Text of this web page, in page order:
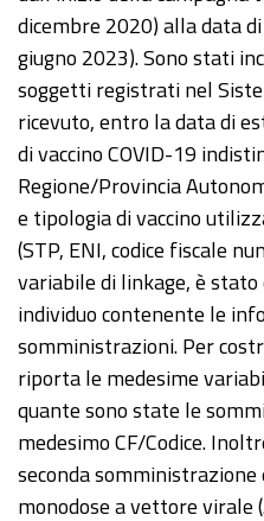
dicembre 2020) alla data
giugno 2023). Sono stati
soggetti registrati nel
ricevuto, entro la data di
di vaccino COVID-19
Regione/Provincia
e tipologia di vaccino
(STP, ENI, codice fiscale
variabile di linkage, è
individuo contenente le
somministrazioni. Per
riporta le medesime
quante sono state le
medesimo CF/Codice.
seconda
monodose a vettore virale